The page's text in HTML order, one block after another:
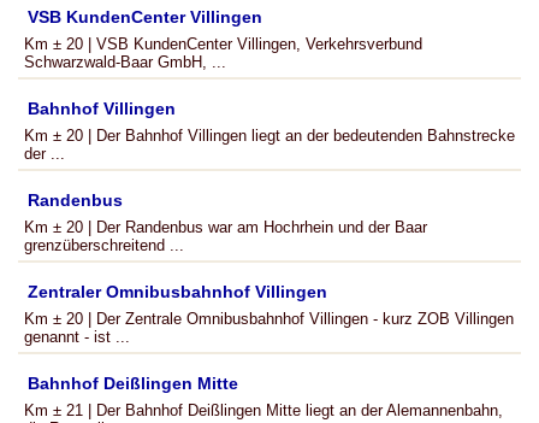
VSB KundenCenter Villingen
Km ± 20 | VSB KundenCenter Villingen, Verkehrsverbund
Schwarzwald-Baar GmbH, ...
Bahnhof Villingen
Km ± 20 | Der Bahnhof Villingen liegt an der bedeutenden Bahnstrecke
der ...
Randenbus
Km ± 20 | Der Randenbus war am Hochrhein und der Baar
grenzüberschreitend ...
Zentraler Omnibusbahnhof Villingen
Km ± 20 | Der Zentrale Omnibusbahnhof Villingen - kurz ZOB Villingen
genannt - ist ...
Bahnhof Deißlingen Mitte
Km ± 21 | Der Bahnhof Deißlingen Mitte liegt an der Alemannenbahn,